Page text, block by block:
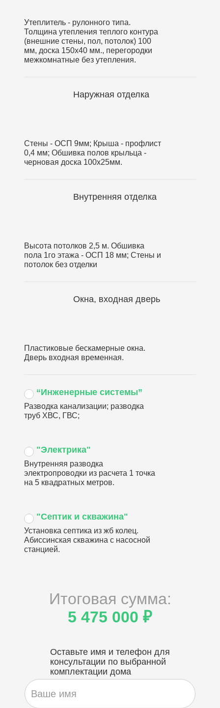
Утеплитель - рулонного типа.
Толщина утепления теплого контура
(внешние стены, пол, потолок) 100
мм, доска 150х40 мм., перегородки
межкомнатные без утепления.
Наружная отделка
Стены - ОСП 9мм; Крыша - профлист
0,4 мм; Обшивка полов крыльца -
черновая доска 100х25мм.
Внутренняя отделка
Высота потолков 2,5 м. Обшивка
пола 1го этажа - ОСП 18 мм; Стены и
потолок без отделки
Окна, входная дверь
Пластиковые бескамерные окна.
Дверь входная временная.
“Инженерные системы”
Разводка канализации; разводка
труб ХВС, ГВС;
"Электрика"
Внутренняя разводка
электропроводки из расчета 1 точка
на 5 квадратных метров.
"Септик и скважина"
Установка септика из жб колец.
Абиссинская скважина с насосной
станцией.
Итоговая сумма:
5 475 000 ₽
Оставьте имя и телефон для
консультации по выбранной
комплектации дома